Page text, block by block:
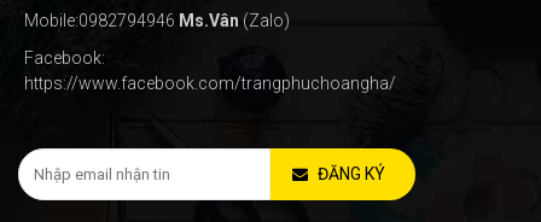
Mobile:0982794946 Ms.Vân (Zalo)
Facebook:
https://www.facebook.com/trangphuchoangha/
ĐĂNG KÝ